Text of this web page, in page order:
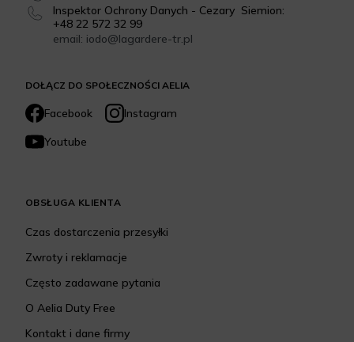
DOŁĄCZ DO SPOŁECZNOŚCI AELIA
Facebook
Instagram
Youtube
Inspektor Ochrony Danych - Cezary Siemion:
+48 22 572 32 99
email: iodo@lagardere-tr.pl
OBSŁUGA KLIENTA
Czas dostarczenia przesyłki
Zwroty i reklamacje
Często zadawane pytania
O Aelia Duty Free
Kontakt i dane firmy